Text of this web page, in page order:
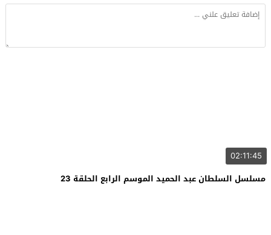
02:11:45
مسلسل السلطان عبد الحميد الموسم الرابع الحلقة 23